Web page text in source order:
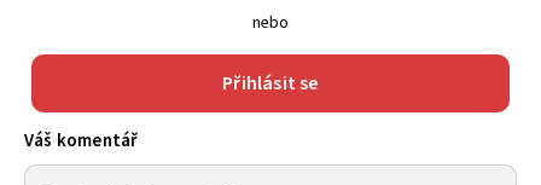
nebo
Přihlásit se
Váš komentář